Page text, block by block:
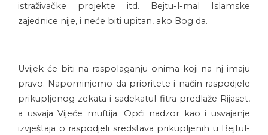
istraživačke projekte itd. Bejtu-l-mal Islamske
zajednice nije, i neće biti upitan, ako Bog da.
Uvijek će biti na raspolaganju onima koji na nj imaju
pravo. Napominjemo da prioritete i način raspodjele
prikupljenog zekata i sadekatul-fitra predlaže Rijaset,
a usvaja Vijeće muftija. Opći nadzor kao i usvajanje
izvještaja o raspodjeli sredstava prikupljenih u Bejtul-